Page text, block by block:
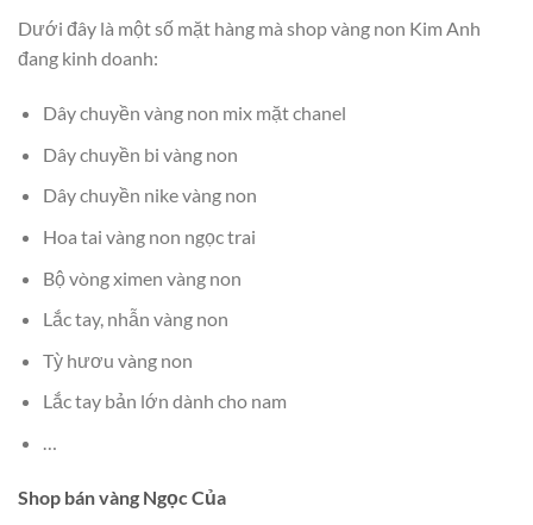
Dưới đây là một số mặt hàng mà shop vàng non Kim Anh
đang kinh doanh:
Dây chuyền vàng non mix mặt chanel
Dây chuyền bi vàng non
Dây chuyền nike vàng non
Hoa tai vàng non ngọc trai
Bộ vòng ximen vàng non
Lắc tay, nhẫn vàng non
Tỳ hươu vàng non
Lắc tay bản lớn dành cho nam
…
Shop bán vàng Ngọc Của